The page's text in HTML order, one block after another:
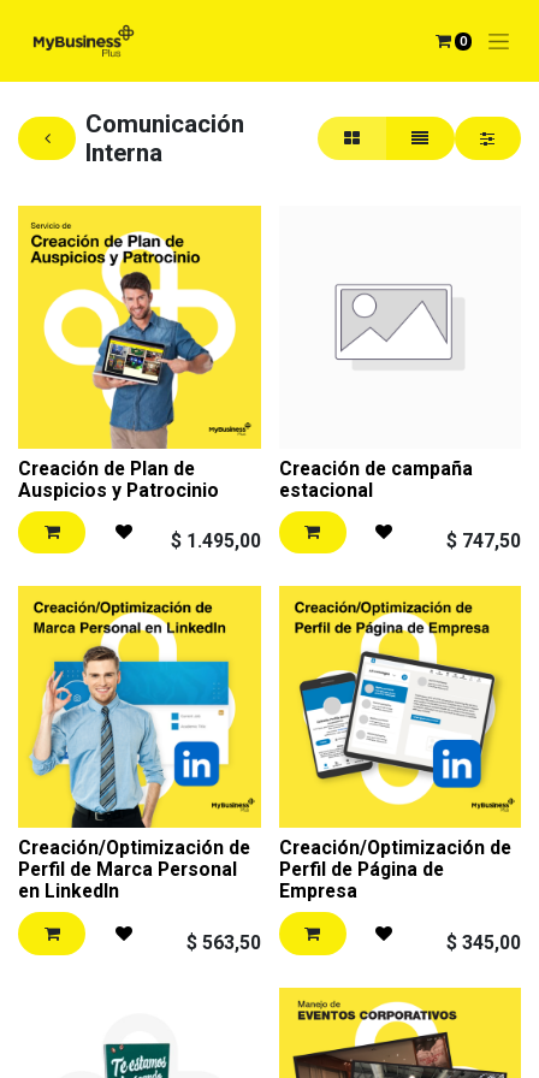
0
Comunicación
Interna
Creación de Plan de
Auspicios y Patrocinio
$ 1.495,00
Creación de campaña
estacional
$ 747,50
Creación/Optimización de
Perfil de Marca Personal
en LinkedIn
$ 563,50
Creación/Optimización de
Perfil de Página de
Empresa
$ 345,00